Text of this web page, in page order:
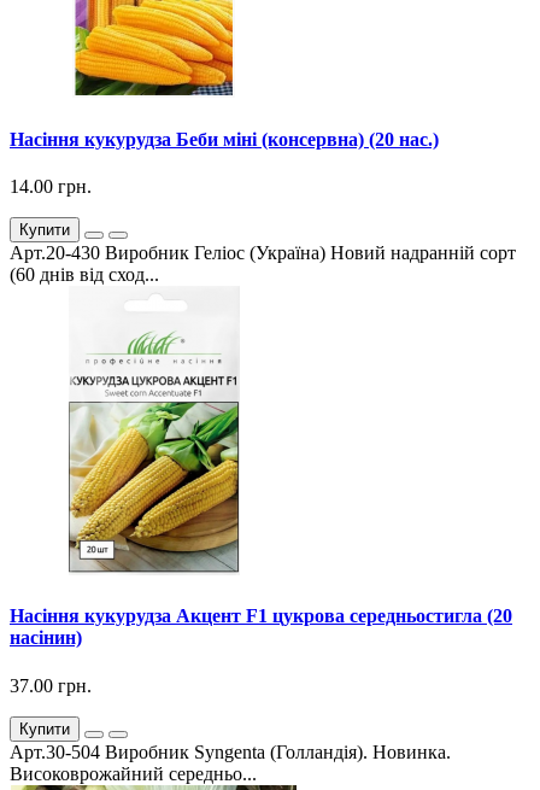
Насіння кукурудза Беби міні (консервна) (20 нас.)
14.00 грн.
Купити
Арт.20-430 Виробник Геліос (Україна) Новий надранній сорт
(60 днів від сход...
Насіння кукурудза Акцент F1 цукрова середньостигла (20
насінин)
37.00 грн.
Купити
Арт.30-504 Виробник Syngenta (Голландія). Новинка.
Високоврожайний середньо...